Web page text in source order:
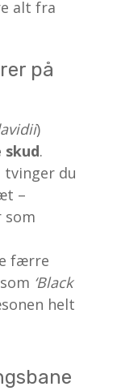
alt fra
på
)
skud.
du
–
som
færre
‘Black
helt